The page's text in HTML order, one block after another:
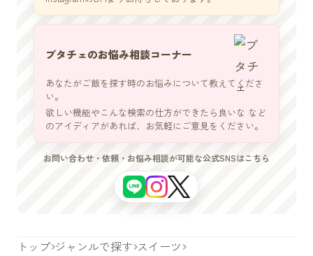
ブタチェのお悩み相談コーナー
あなたがご飯を探す時のお悩みについて教えてくださ
い。
欲しい機能やこんな検索の仕方ができたら良いな など
のアイディアがあれば、お気軽にご意見をください。
お問い合わせ・依頼・お悩み相談が可能な公式SNSはこちら
トップ ジャンルで探す スイーツ